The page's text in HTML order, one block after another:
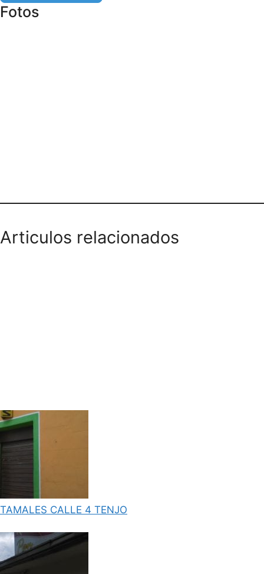
Fotos
Articulos relacionados
TAMALES CALLE 4 TENJO